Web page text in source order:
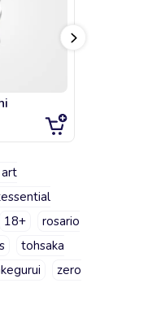
18+
rosario
tohsaka
zero